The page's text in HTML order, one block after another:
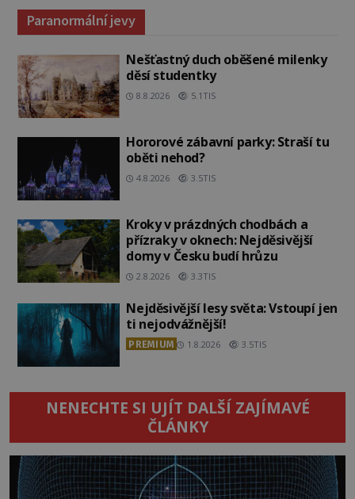
Paranormální jevy
Nešťastný duch oběšené milenky
děsí studentky
8.8.2026 5.1TIS
Hororové zábavní parky: Straší tu
oběti nehod?
4.8.2026 3.5TIS
Kroky v prázdných chodbách a
přízraky v oknech: Nejděsivější
domy v Česku budí hrůzu
2.8.2026 3.3TIS
Nejděsivější lesy světa: Vstoupí jen
ti nejodvážnější!
PREMIUM 1.8.2026 3.5TIS
NENECHTE SI UJÍT DALŠÍ ZAJÍMAVÉ
ČLÁNKY